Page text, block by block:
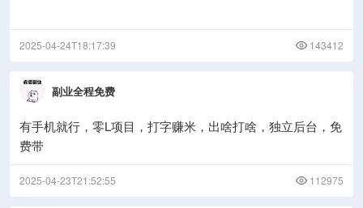
2025-04-24T18:17:39 143412
副业全程免费
有手机就行，零L项目，打字赚米，出啥打啥，独立后台，免
费带
2025-04-23T21:52:55 112975